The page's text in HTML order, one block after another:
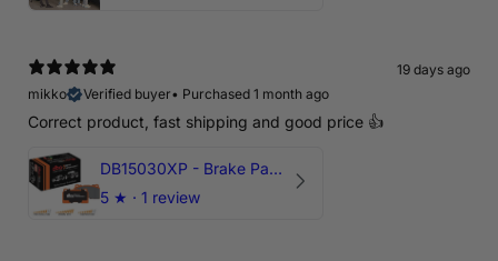
19 days ago
mikko
Verified buyer• Purchased 1 month ago
Correct product, fast shipping and good price 👍
DB15030XP - Brake Pads Xtreme Performance | Front Axle
5 ★ · 1 review